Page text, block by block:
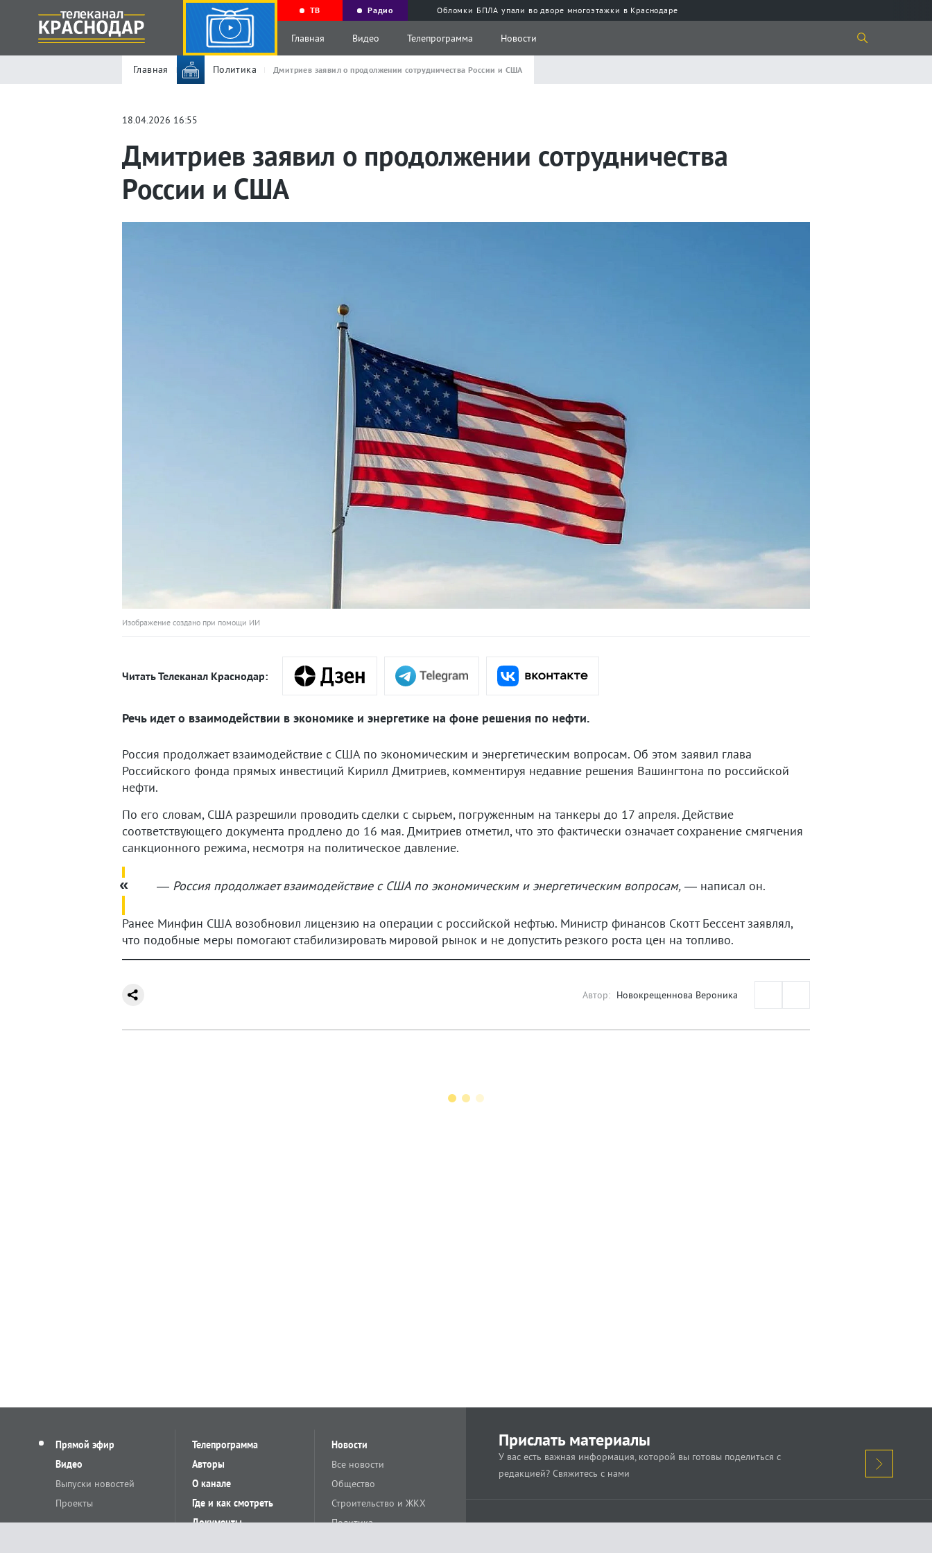
ТВ Радио Обломки БПЛА упали во дворе многоэтажки в Краснодаре
Главная Видео Телепрограмма Новости
Главная Политика Дмитриев заявил о продолжении сотрудничества России и США
18.04.2026 16:55
Дмитриев заявил о продолжении сотрудничества
России и США
Изображение создано при помощи ИИ
Читать Телеканал Краснодар:
Речь идет о взаимодействии в экономике и энергетике на фоне решения по нефти.
Россия продолжает взаимодействие с США по экономическим и энергетическим вопросам. Об этом заявил глава
Российского фонда прямых инвестиций Кирилл Дмитриев, комментируя недавние решения Вашингтона по российской
нефти.
По его словам, США разрешили проводить сделки с сырьем, погруженным на танкеры до 17 апреля. Действие
соответствующего документа продлено до 16 мая. Дмитриев отметил, что это фактически означает сохранение смягчения
санкционного режима, несмотря на политическое давление.
— Россия продолжает взаимодействие с США по экономическим и энергетическим вопросам, — написал он.
Ранее Минфин США возобновил лицензию на операции с российской нефтью. Министр финансов Скотт Бессент заявлял,
что подобные меры помогают стабилизировать мировой рынок и не допустить резкого роста цен на топливо.
Автор: Новокрещеннова Вероника
Прямой эфир
Видео
Выпуски новостей
Проекты
Телепрограмма
Авторы
О канале
Где и как смотреть
Документы
Новости
Все новости
Общество
Строительство и ЖКХ
Политика
Прислать материалы
У вас есть важная информация, которой вы готовы поделиться с
редакцией? Свяжитесь с нами